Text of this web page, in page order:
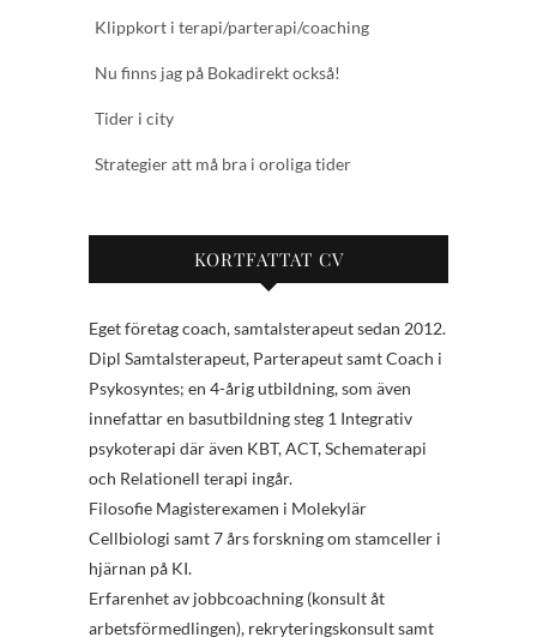
Klippkort i terapi/parterapi/coaching
Nu finns jag på Bokadirekt också!
Tider i city
Strategier att må bra i oroliga tider
KORTFATTAT CV
Eget företag coach, samtalsterapeut sedan 2012.
Dipl Samtalsterapeut, Parterapeut samt Coach i
Psykosyntes; en 4-årig utbildning, som även
innefattar en basutbildning steg 1 Integrativ
psykoterapi där även KBT, ACT, Schematerapi
och Relationell terapi ingår.
Filosofie Magisterexamen i Molekylär
Cellbiologi samt 7 års forskning om stamceller i
hjärnan på KI.
Erfarenhet av jobbcoachning (konsult åt
arbetsförmedlingen), rekryteringskonsult samt